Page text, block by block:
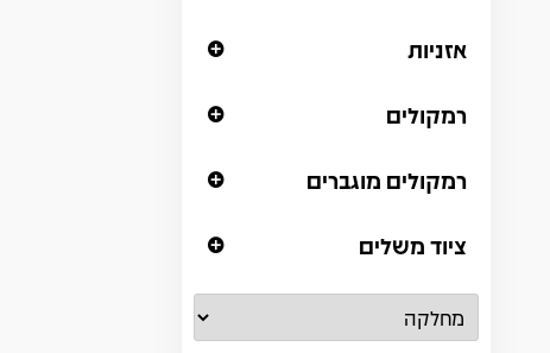
אזניות
רמקולים
רמקולים מוגברים
ציוד משלים